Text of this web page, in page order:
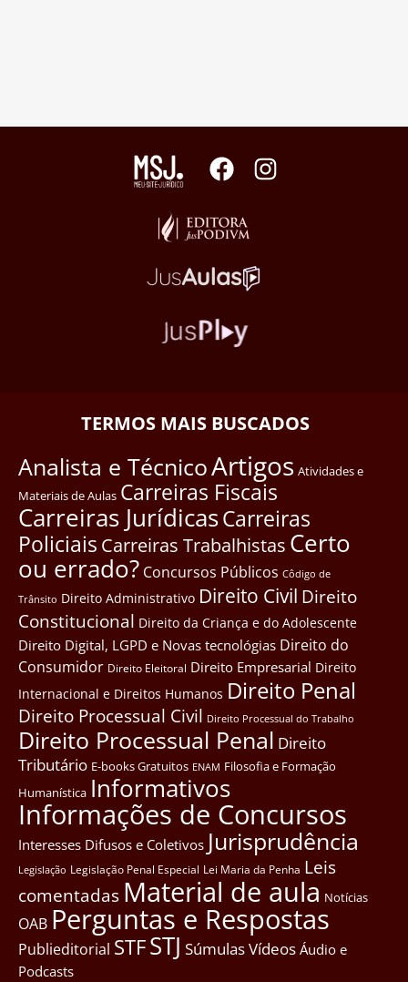
TERMOS MAIS BUSCADOS
Analista e TécnicoArtigos Atividades e
Materiais de Aulas Carreiras Fiscais
Carreiras JurídicasCarreiras
Policiais Carreiras Trabalhistas Certo
ou errado? Concursos Públicos Côdigo de
Trânsito Direito Administrativo Direito Civil Direito
Constitucional Direito da Criança e do Adolescente
Direito Digital, LGPD e Novas tecnológias Direito do
Consumidor Direito Eleitoral Direito Empresarial Direito
Internacional e Direitos Humanos Direito Penal
Direito Processual Civil Direito Processual do Trabalho
Direito Processual Penal Direito
Tributário E-books Gratuitos ENAM Filosofia e Formação
Humanística Informativos
Informações de Concursos
Interesses Difusos e Coletivos Jurisprudência
Legislação Legislação Penal Especial Lei Maria da Penha Leis
comentadas Material de aula Notícias
OAB Perguntas e Respostas
Publieditorial STFSTJ SúmulasVídeos Áudio e
Podcasts